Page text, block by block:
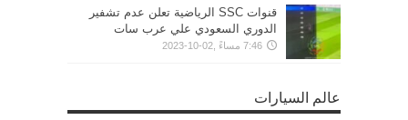
قنوات SSC الرياضية تعلن عدم تشفير
الدوري السعودي علي عرب سات
7:46 مساءً ,02-10-2023
عالم السيارات